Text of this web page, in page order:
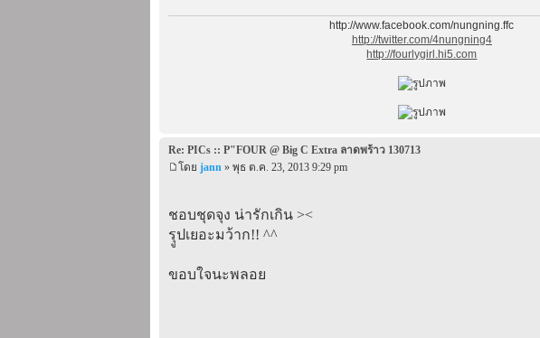
http://www.facebook.com/nungning.ffc
http://twitter.com/4nungning4
http://fourlygirl.hi5.com
Re: PICs :: P"FOUR @ Big C Extra ลาดพร้าว 130713
โดย jann » พุธ ต.ค. 23, 2013 9:29 pm
ชอบชุดจุง น่ารักเกิน ><
รุูปเยอะมว้าก!! ^^
ขอบใจนะพลอย